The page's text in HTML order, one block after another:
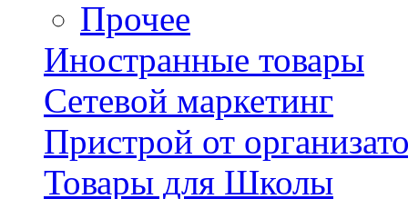
Прочее
Иностранные товары
Сетевой маркетинг
Пристрой от
Товары для Школы